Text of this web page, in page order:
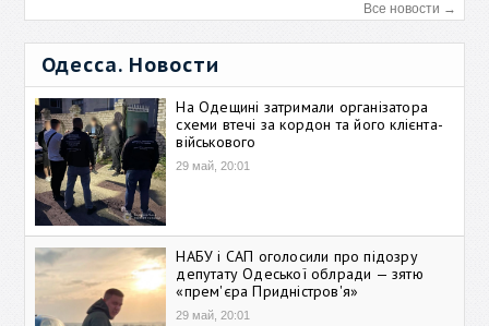
Все новости →
Одесса. Новости
На Одещині затримали організатора
схеми втечі за кордон та його клієнта-
військового
29 май, 20:01
НАБУ і САП оголосили про підозру
депутату Одеської облради — зятю
«прем'єра Придністров'я»
29 май, 20:01